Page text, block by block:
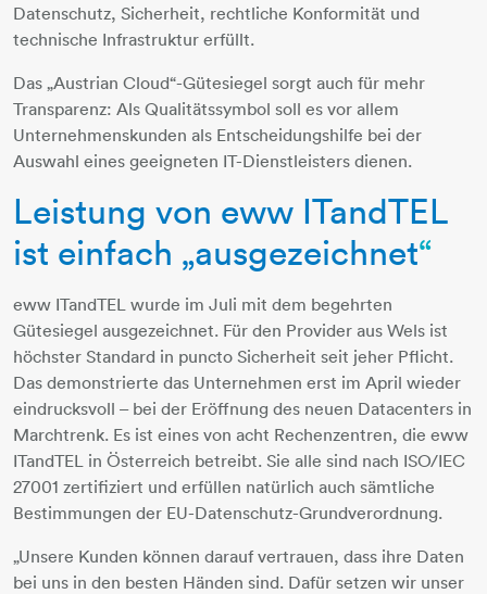
Datenschutz, Sicherheit, rechtliche Konformität und
technische Infrastruktur erfüllt.
Das „Austrian Cloud“-Gütesiegel sorgt auch für mehr
Transparenz: Als Qualitätssymbol soll es vor allem
Unternehmenskunden als Entscheidungshilfe bei der
Auswahl eines geeigneten IT-Dienstleisters dienen.
Leistung von eww ITandTEL
ist einfach „ausgezeichnet“
eww ITandTEL wurde im Juli mit dem begehrten
Gütesiegel ausgezeichnet. Für den Provider aus Wels ist
höchster Standard in puncto Sicherheit seit jeher Pflicht.
Das demonstrierte das Unternehmen erst im April wieder
eindrucksvoll – bei der Eröffnung des neuen Datacenters in
Marchtrenk. Es ist eines von acht Rechenzentren, die eww
ITandTEL in Österreich betreibt. Sie alle sind nach ISO/IEC
27001 zertifiziert und erfüllen natürlich auch sämtliche
Bestimmungen der EU-Datenschutz-Grundverordnung.
„Unsere Kunden können darauf vertrauen, dass ihre Daten
bei uns in den besten Händen sind. Dafür setzen wir unser